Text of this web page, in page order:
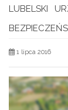
LUBELSKI
1 lipca 2016